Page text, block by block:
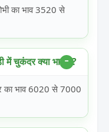
का भाव 3520 से
चुकंदर क्या भाव है?
भाव 6020 से 7000